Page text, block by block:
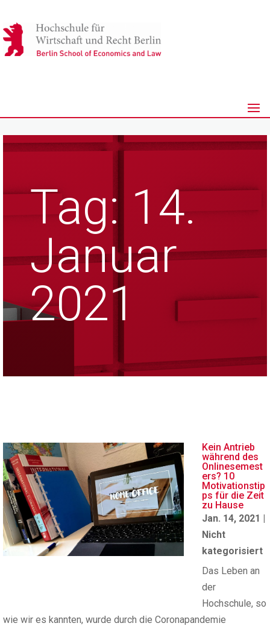
Tag: 14.
Januar
2021
Kein Antrieb
während des
Onlinesemest
ers? 10
Motivationstip
ps für die Zeit
zu Hause
Jan. 14, 2021 |
Nicht
kategorisiert
Das Leben an
der
Hochschule, so
wie wir es kannten, wurde durch die Coronapandemie